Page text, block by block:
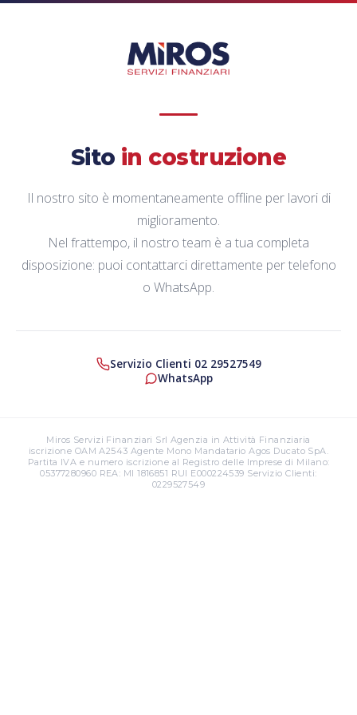
Sito in costruzione
Il nostro sito è momentaneamente offline per lavori di
miglioramento.
Nel frattempo, il nostro team è a tua completa
disposizione: puoi contattarci direttamente per telefono
o WhatsApp.
Servizio Clienti 02 29527549
WhatsApp
Miros Servizi Finanziari Srl Agenzia in Attività Finanziaria
iscrizione OAM A2543 Agente Mono Mandatario Agos Ducato SpA.
Partita IVA e numero iscrizione al Registro delle Imprese di Milano:
05377280960 REA: MI 1816851 RUI E000224539 Servizio Clienti:
0229527549